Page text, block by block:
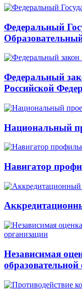
Федеральный
Федеральный
Российской
Национальный
Навигатор
Независимая